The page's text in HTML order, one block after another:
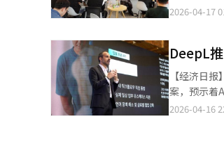
题为“AI时
护机制，导
击。“完整
测。“代理
击。“合成
度，威胁企
2026-04-17
DeepL
【经济日
案，预示着
户活动
2026-04-16